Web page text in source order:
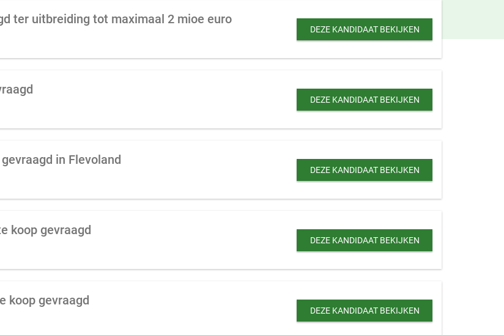
ter uitbreiding tot maximaal 2 mioe euro
DEZE KANDIDAAT BEKIJKEN
DEZE KANDIDAAT BEKIJKEN
in Flevoland
DEZE KANDIDAAT BEKIJKEN
koop gevraagd
DEZE KANDIDAAT BEKIJKEN
koop gevraagd
DEZE KANDIDAAT BEKIJKEN